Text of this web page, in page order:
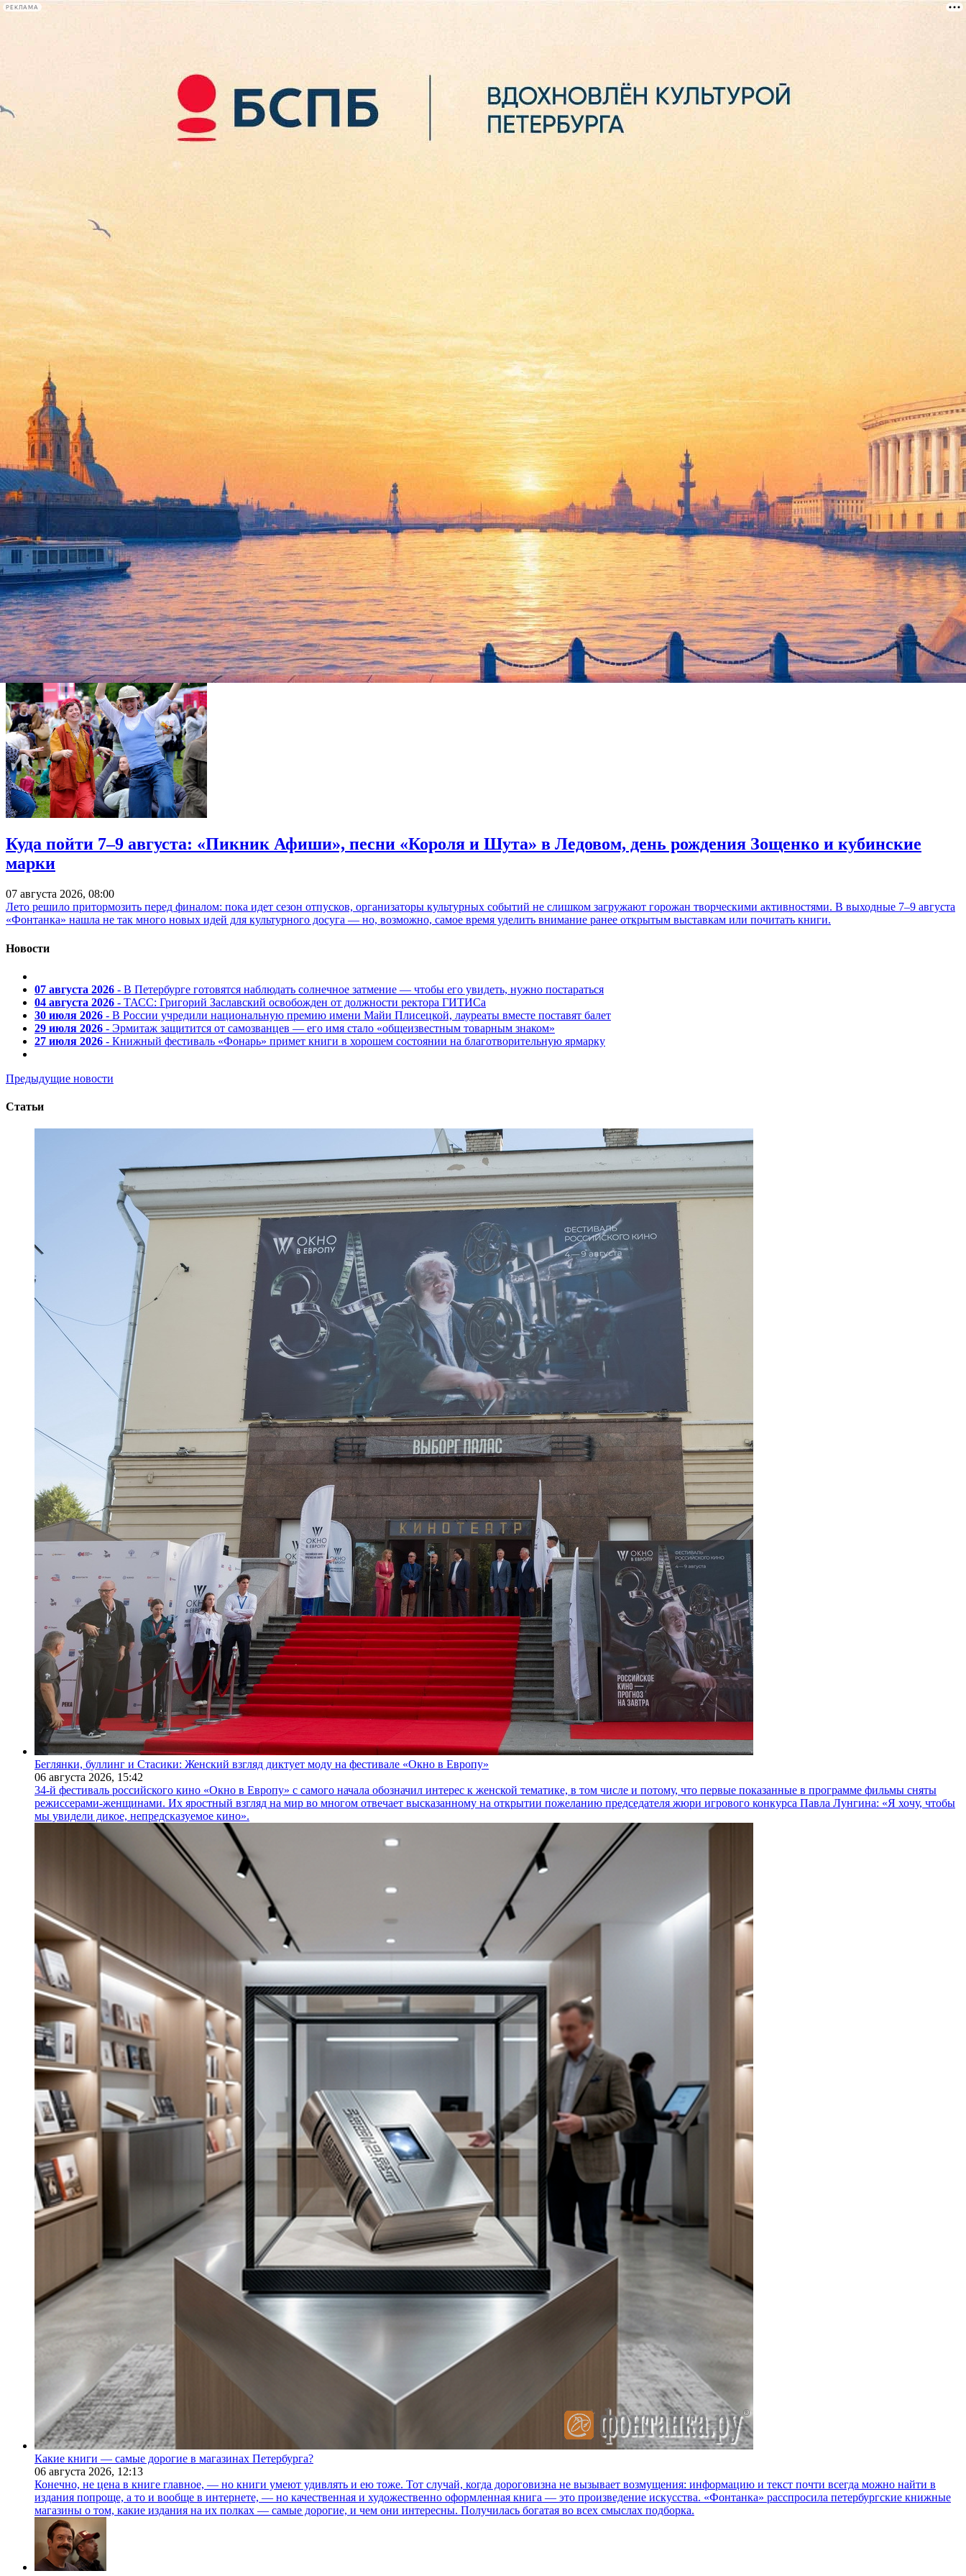
РЕКЛАМА
лекции
книги
В киноцентре «Родина» бесплатно покажут ленинградскую киноклассику
18 апреля 2017,
Первый в этом году сеанс в рамках программы «Ленинградский киноклуб» пройдет в киноцентре «Родина» 19 апреля в 19.00. Вход на него, по традиции, будет свободным. Горожане смогут
посмотреть картину Виталия Мельникова «Начальник Чукотки» и встретиться с автором. Вести вечер будет Ника Стрижак.
Картина «Начальник Чукотки» вышла на экраны в 1967 году и стала для режиссера дебютом в полном метре. Главный герой фильма, показ которого будет приурочен к юбилею ленты и 100-
летию Октябрьской революции, – писарь Алеша Бычков, в 1920-х годах на Чукотке раздававший голодающим муку и сахар, попытавшийся наладить честную торговлю, сбежавший от
контрреволюционеров и объехавший весь мир в трюме корабля, чтобы вернуться на Родину. Главные роли в фильме сыграли Михаил Кононов и Алексей Грибов.
Среди других фильмов, которые горожане смогут посмотреть в «Родине» в рамках «Ленинградского киноклуба», – «Не болит голова у дятла» Динары Асановой (26 апреля), «Перед судом
истории» Фридриха Эрмлера (3 мая), «Сошедшие с небес» Натальи Трощенко (10 мая), «Тартюф» Яна Фрида (17 мая), «Счастливый неудачник» Валерия Быченкова (24 мая), «Письма мертвого
человека» Константина Лопушанского (31 мая), «Семьдесят два градуса ниже нуля» Евгения Татарского (7 июня), «Ой, вы, гуси» Лидии Бобровой (14 июня) и «Голос» Ильи Авербаха (21
июня).
Фонтанка.ру
Куда пойти 7–9 августа: «Пикник Афиши», песни «Короля и Шута» в Ледовом, день рождения Зощенко и кубинские
марки
07 августа 2026, 08:00
Лето решило притормозить перед финалом: пока идет сезон отпусков, организаторы культурных событий не слишком загружают горожан творческими активностями. В выходные 7–9 августа
«Фонтанка» нашла не так много новых идей для культурного досуга — но, возможно, самое время уделить внимание ранее открытым выставкам или почитать книги.
Новости
07 августа 2026 - В Петербурге готовятся наблюдать солнечное затмение — чтобы его увидеть, нужно постараться
04 августа 2026 - ТАСС: Григорий Заславский освобожден от должности ректора ГИТИСа
30 июля 2026 - В России учредили национальную премию имени Майи Плисецкой, лауреаты вместе поставят балет
29 июля 2026 - Эрмитаж защитится от самозванцев — его имя стало «общеизвестным товарным знаком»
27 июля 2026 - Книжный фестиваль «Фонарь» примет книги в хорошем состоянии на благотворительную ярмарку
Предыдущие новости
Статьи
Беглянки, буллинг и Стасики: Женский взгляд диктует моду на фестивале «Окно в Европу»
06 августа 2026, 15:42
34-й фестиваль российского кино «Окно в Европу» с самого начала обозначил интерес к женской тематике, в том числе и потому, что первые показанные в программе фильмы сняты
режиссерами-женщинами. Их яростный взгляд на мир во многом отвечает высказанному на открытии пожеланию председателя жюри игрового конкурса Павла Лунгина: «Я хочу, чтобы
мы увидели дикое, непредсказуемое кино».
Какие книги — самые дорогие в магазинах Петербурга?
06 августа 2026, 12:13
Конечно, не цена в книге главное, — но книги умеют удивлять и ею тоже. Тот случай, когда дороговизна не вызывает возмущения: информацию и текст почти всегда можно найти в
издания попроще, а то и вообще в интернете, — но качественная и художественно оформленная книга — это произведение искусства. «Фонтанка» расспросила петербургские книжные
магазины о том, какие издания на их полках — самые дорогие, и чем они интересны. Получилась богатая во всех смыслах подборка.